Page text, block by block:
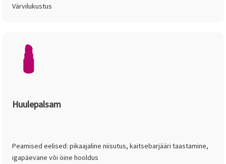
Värvilukustus
Huulepalsam
Peamised eelised: pikaajaline niisutus, kaitsebarjääri taastamine,
igapäevane või öine hooldus